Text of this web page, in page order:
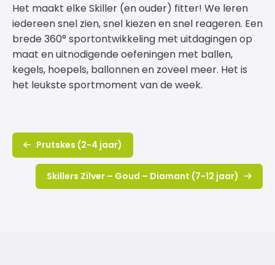
Het maakt elke Skiller (en ouder) fitter! We leren
iedereen snel zien, snel kiezen en snel reageren. Een
brede 360° sportontwikkeling met uitdagingen op
maat en uitnodigende oefeningen met ballen,
kegels, hoepels, ballonnen en zoveel meer. Het is
het leukste sportmoment van de week.
Prutskes (2-4 jaar)
Skillers Zilver – Goud – Diamant (7-12 jaar)